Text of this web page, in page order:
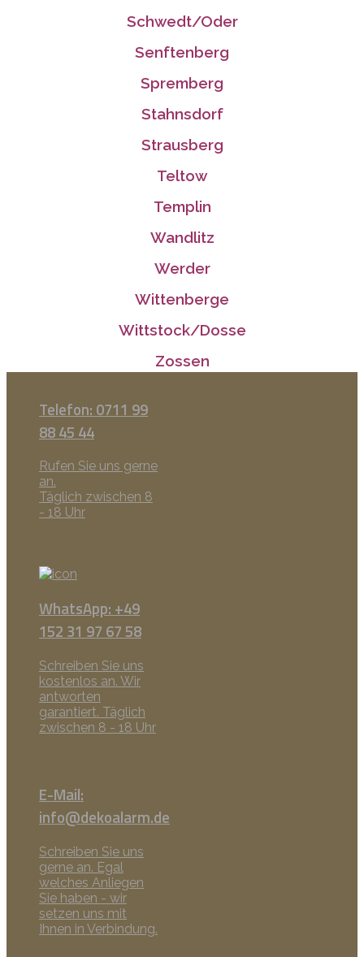
Schwedt/Oder
Senftenberg
Spremberg
Stahnsdorf
Strausberg
Teltow
Templin
Wandlitz
Werder
Wittenberge
Wittstock/Dosse
Zossen
Telefon: 0711 99
88 45 44
Rufen Sie uns gerne
an.
Täglich zwischen 8
- 18 Uhr
WhatsApp: +49
152 31 97 67 58
Schreiben Sie uns
kostenlos an. Wir
antworten
garantiert. Täglich
zwischen 8 - 18 Uhr
E-Mail:
info@dekoalarm.de
Schreiben Sie uns
gerne an. Egal
welches Anliegen
Sie haben - wir
setzen uns mit
Ihnen in Verbindung.